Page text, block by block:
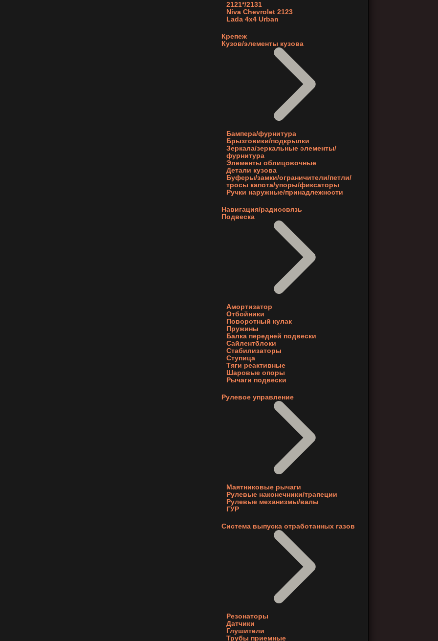
2121*/2131
Niva Chevrolet 2123
Lada 4x4 Urban
Крепеж
Кузов/элементы кузова
Бампера/фурнитура
Брызговики/подкрылки
Зеркала/зеркальные элементы/
фурнитура
Элементы облицовочные
Детали кузова
Буферы/замки/ограничители/петли/
тросы капота/упоры/фиксаторы
Ручки наружные/принадлежности
Навигация/радиосвязь
Подвеска
Амортизатор
Отбойники
Поворотный кулак
Пружины
Балка передней подвески
Сайлентблоки
Стабилизаторы
Ступица
Тяги реактивные
Шаровые опоры
Рычаги подвески
Рулевое управление
Маятниковые рычаги
Рулевые наконечники/трапеции
Рулевые механизмы/валы
ГУР
Система выпуска отработанных газов
Резонаторы
Датчики
Глушители
Трубы приемные